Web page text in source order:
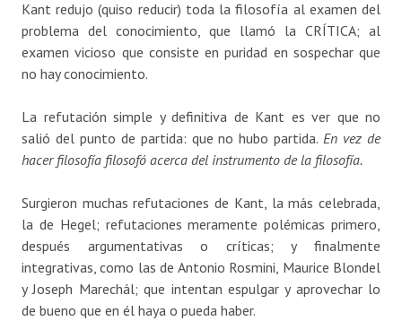
Kant redujo (quiso reducir) toda la filosofía al examen del
problema del conocimiento, que llamó la CRÍTICA; al
examen vicioso que consiste en puridad en sospechar que
no hay conocimiento.
La refutación simple y definitiva de Kant es ver que no
salió del punto de partida: que no hubo partida.En vez de
hacer filosofía filosofó acerca del instrumento de la filosofía.
Surgieron muchas refutaciones de Kant, la más celebrada,
la de Hegel; refutaciones meramente polémicas primero,
después argumentativas o críticas; y finalmente
integrativas, como las de Antonio Rosmini, Maurice Blondel
y Joseph Marechál; que intentan espulgar y aprovechar lo
de bueno que en él haya o pueda haber.